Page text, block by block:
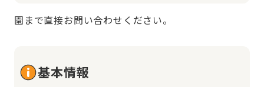
園まで直接お問い合わせください。
基本情報